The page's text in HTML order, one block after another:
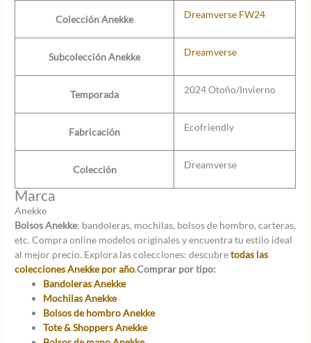
Colección Anekke Dreamverse FW24
Subcolección Anekke Dreamverse
Temporada 2024 Otoño/Invierno
Fabricación Ecofriendly
Colección Dreamverse
Marca
Anekke
Bolsos Anekke: bandoleras, mochilas, bolsos de hombro, carteras,
etc. Compra online modelos originales y encuentra tu estilo ideal
al mejor precio. Explora las colecciones: descubretodas las
colecciones Anekke por año.Comprar por tipo:
Bandoleras Anekke
Mochilas Anekke
Bolsos de hombro Anekke
Tote & Shoppers Anekke